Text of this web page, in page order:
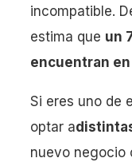
incompatible.
estima que un
encuentran
Si eres uno de
optar a
nuevo negocio